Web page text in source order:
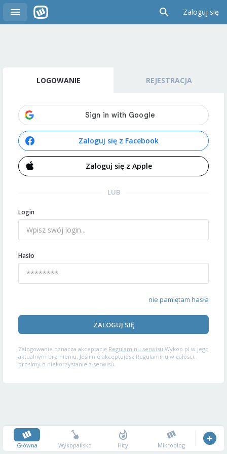
Zaloguj się
LOGOWANIE REJESTRACJA
Zaloguj się z Facebook
Zaloguj się z Apple
LUB
Login
Hasło
nie pamiętam hasła
ZALOGUJ SIĘ
Zalogowanie oznacza akceptację Regulaminu serwisu Wykop.pl w jego
aktualnym brzmieniu. Jeśli nie akceptujesz Regulaminu w całości,
prosimy o niekorzystanie z serwisu.
Główna Wykopalisko Hity Mikroblog